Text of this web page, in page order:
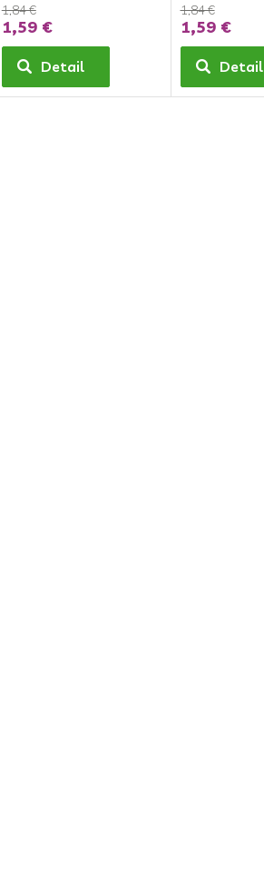
1,84 €
1,59 €
Detail
1,84 €
1,59 €
Detail